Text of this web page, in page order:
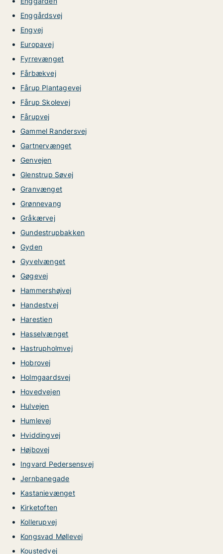
Enggårdsvej
Engvej
Europavej
Fyrrevænget
Fårbækvej
Fårup Plantagevej
Fårup Skolevej
Fårupvej
Gammel Randersvej
Gartnervænget
Genvejen
Glenstrup Søvej
Granvænget
Grønnevang
Gråkærvej
Gundestrupbakken
Gyden
Gyvelvænget
Gøgevej
Hammershøjvej
Handestvej
Harestien
Hasselvænget
Hastrupholmvej
Hobrovej
Holmgaardsvej
Hovedvejen
Hulvejen
Humlevej
Hviddingvej
Højbovej
Ingvard Pedersensvej
Jernbanegade
Kastanievænget
Kirketoften
Kollerupvej
Kongsvad Møllevej
Koustedvej